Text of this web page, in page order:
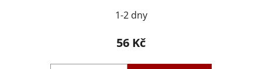
1-2 dny
56 Kč